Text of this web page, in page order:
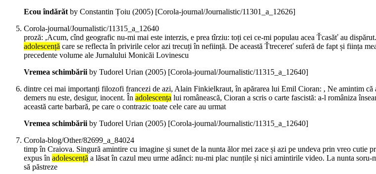
Ecou îndărătby Constantin Țoiu (2005) [Corola-journal/Journalistic/11301_a_12626]
Corola-journal/Journalistic/11315_a_12640
proză: ,Acum, cînd geografic nu-mi mai este interzis, e prea tîrziu: toți cei ce-mi populau acea Ťcasăť au
adolescență care se reflecta în privirile celor azi trecuți în neființă. De această Ťtrecereť suferă de fapt și ființa
precedente volume ale Jurnalului Monicăi Lovinescu
Vremea schimbăriiby Tudorel Urian (2005) [Corola-journal/Journalistic/11315_a_12640]
dintre cei mai importanți filozofi francezi de azi, Alain Finkielkraut, în apărarea lui Emil Cioran: , Ne amintim
demers nu este, desigur, inocent. În adolescența lui românească, Cioran a scris o carte fascistă: a-l româniza
această carte barbară, pe care o contrazic toate cele care au urmat
Vremea schimbăriiby Tudorel Urian (2005) [Corola-journal/Journalistic/11315_a_12640]
Corola-blog/Other/82699_a_84024
timp în Craiova. Singură amintire cu imagine și sunet de la nunta ălor mei zace și azi pe undeva prin vreo cutie
expus în adolescență a lăsat în cazul meu urme adânci: nu-mi plac nunțile și nici amintirile video. La nunta
să păstreze